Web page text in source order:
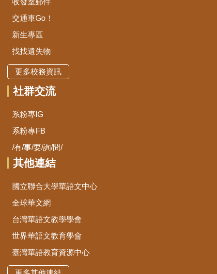
交通車Go！
新生專區
找找遺失物
更多校務資訊
社群交流
系粉專IG
系粉專FB
/有/事/要/詢/問/
其他連結
國立聯合大學華語文中心
全球華文網
台灣華語文教學學會
世界華語文教育學會
臺灣華語教育資源中心